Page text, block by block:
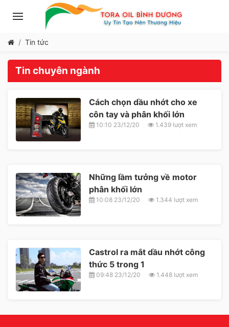
Tin tức
Tin chuyên ngành
Cách chọn dầu nhớt cho xe
côn tay và phân khối lớn
10:10 23/12/20 1.439 lượt xem
Những lầm tưởng về motor
phân khối lớn
10:08 23/12/20 1.344 lượt xem
Castrol ra mắt dầu nhớt công
thức 5 trong 1
09:48 23/12/20 1.448 lượt xem